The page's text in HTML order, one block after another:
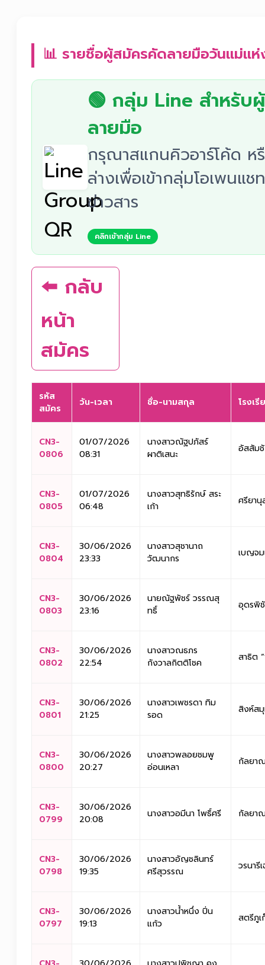
📊 รายชื่อผู้สมัครคัดลายมือวันแม่แห่
🟢 กลุ่ม Line สำหรับ
ลายมือ
กรุณาสแกนคิวอาร์โค้ด ห
ล่างเพื่อเข้ากลุ่มโอเพนแ
ข่าวสาร
คลิกเข้ากลุ่ม Line
⬅️ กลับ
หน้า
สมัคร
รหัส
สมัคร
วัน-เวลา ชื่อ-นามสกุล โรงเรี
CN3-
0806
01/07/2026
08:31
นางสาวณัฐปภัสร์
ผาติเสนะ
อัสสัม
CN3-
0805
01/07/2026
06:48
นางสาวสุทธิรักษ์ สระ
เก้า
ศรียา
CN3-
0804
30/06/2026
23:33
นางสาวสุชานาถ
วัฒนากร
เบญจ
CN3-
0803
30/06/2026
23:16
นายณัฐพัชร์ วรรณสุ
ทธิ์
อุดรพิ
CN3-
0802
30/06/2026
22:54
นางสาวณธภร
กังวาลกิตติโชค
สาธิต
CN3-
0801
30/06/2026
21:25
นางสาวเพชรดา ทิม
รอด
สิงห์ส
CN3-
0800
30/06/2026
20:27
นางสาวพลอยชมพู
อ่อนเหลา
กัลยา
CN3-
0799
30/06/2026
20:08
นางสาวอมีนา โพธิ์ศรี กัลยา
CN3-
0798
30/06/2026
19:35
นางสาวอัญชลินทร์
ศรีสุวรรณ
วรนารี
CN3-
0797
30/06/2026
19:13
นางสาวน้ำหนึ่ง ปิ่น
แก้ว
สตรีภู